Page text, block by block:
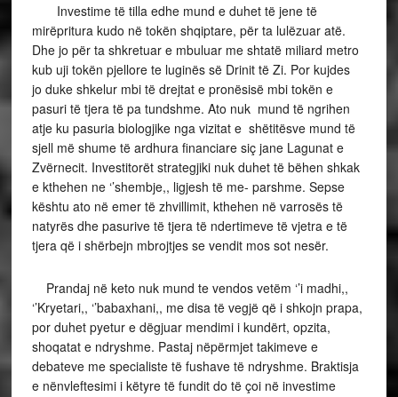
Investime të tilla edhe mund e duhet të jene të
mirëpritura kudo në tokën shqiptare, për ta lulëzuar atë.
Dhe jo për ta shkretuar e mbuluar me shtatë miliard metro
kub uji tokën pjellore te luginës së Drinit të Zi. Por kujdes
jo duke shkelur mbi të drejtat e pronësisë mbi tokën e
pasuri të tjera të pa tundshme. Ato nuk mund të ngrihen
atje ku pasuria biologjike nga vizitat e shëtitësve mund të
sjell më shume të ardhura financiare siç jane Lagunat e
Zvërnecit. Investitorët strategjiki nuk duhet të bëhen shkak
e kthehen ne ‘’shembje,, ligjesh të me- parshme. Sepse
kështu ato në emer të zhvillimit, kthehen në varrosës të
natyrës dhe pasurive të tjera të ndertimeve të vjetra e të
tjera që i shërbejn mbrojtjes se vendit mos sot nesër.
Prandaj në keto nuk mund te vendos vetëm ‘’i madhi,,
‘’Kryetari,, ‘’babaxhani,, me disa të vegjë që i shkojn prapa,
por duhet pyetur e dëgjuar mendimi i kundërt, opzita,
shoqatat e ndryshme. Pastaj nëpërmjet takimeve e
debateve me specialiste të fushave të ndryshme. Braktisja
e nënvleftesimi i këtyre të fundit do të çoi në investime